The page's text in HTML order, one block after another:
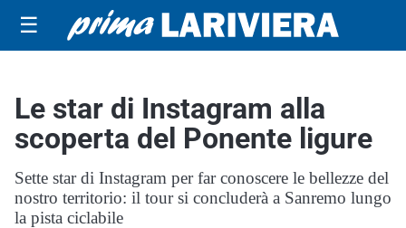
☰
Le star di Instagram alla
scoperta del Ponente ligure
Sette star di Instagram per far conoscere le bellezze del
nostro territorio: il tour si concluderà a Sanremo lungo
la pista ciclabile